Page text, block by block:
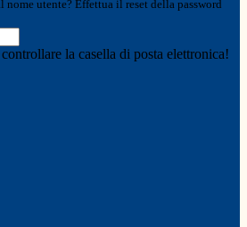
nome utente? Effettua il reset della password
la casella di posta elettronica!